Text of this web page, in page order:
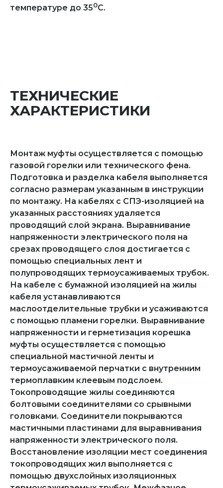
температуре до 350С.
ТЕХНИЧЕСКИЕ
ХАРАКТЕРИСТИКИ
Монтаж муфты осуществляется с помощью
газовой горелки или технического фена.
Подготовка и разделка кабеля выполняется
согласно размерам указанным в инструкции
по монтажу. На кабелях с СПЭ-изоляцией на
указанных расстояниях удаляется
проводящий слой экрана. Выравнивание
напряженности электрического поля на
срезах проводящего слоя достигается с
помощью специальных лент и
полупроводящих термоусаживаемых трубок.
На кабеле с бумажной изоляцией на жилы
кабеля устанавливаются
маслоотделительные трубки и усаживаются
с помощью пламени горелки. Выравнивание
напряженности и герметизация корешка
муфты осуществляется с помощью
специальной мастичной ленты и
термоусаживаемой перчатки с внутренним
термоплавким клеевым подслоем.
Токопроводящие жилы соединяются
болтовыми соединителями со срывными
головками. Соединители покрываются
мастичными пластинами для выравнивания
напряженности электрического поля.
Восстановление изоляции мест соединения
токопроводящих жил выполняется с
помощью двухслойных изоляционных